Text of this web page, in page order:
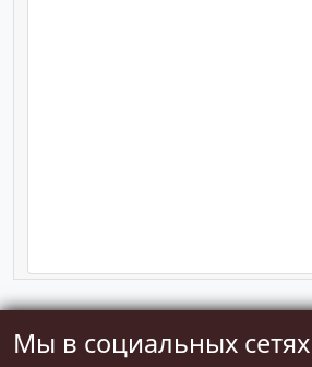
Мы в социальных сетях